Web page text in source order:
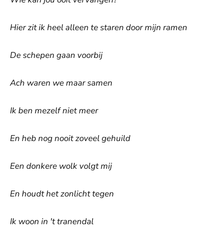
Hier zit ik heel alleen te staren door mijn ramen
De schepen gaan voorbij
Ach waren we maar samen
Ik ben mezelf niet meer
En heb nog nooit zoveel gehuild
Een donkere wolk volgt mij
En houdt het zonlicht tegen
Ik woon in 't tranendal